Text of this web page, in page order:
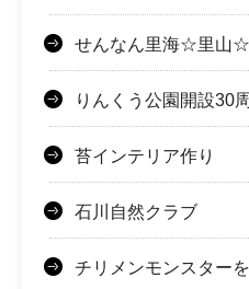
せんなん里海☆里山
りんくう公園開設30
苔インテリア作り
石川自然クラブ
チリメンモンスター